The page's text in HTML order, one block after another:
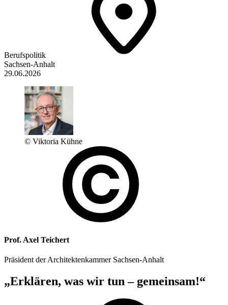
Berufspolitik
Sachsen-Anhalt
29.06.2026
© Viktoria Kühne
Prof. Axel Teichert
Präsident der Architektenkammer Sachsen-Anhalt
„Erklären, was wir tun – gemeinsam!“